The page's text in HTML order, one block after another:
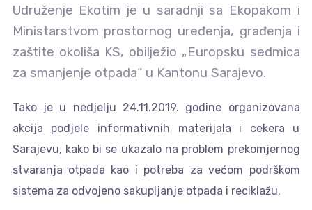
Udruženje Ekotim je u saradnji sa Ekopakom i
Ministarstvom prostornog uređenja, građenja i
zaštite okoliša KS, obilježio „Europsku sedmica
za smanjenje otpada“ u Kantonu Sarajevo.
Tako je u nedjelju 24.11.2019. godine organizovana
akcija podjele informativnih materijala i cekera u
Sarajevu, kako bi se ukazalo na problem prekomjernog
stvaranja otpada kao i potreba za većom podrškom
sistema za odvojeno sakupljanje otpada i reciklažu.